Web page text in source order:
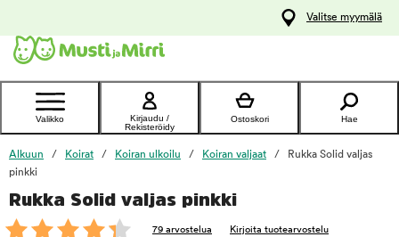
Ota yhteyttä
asiakaspalveluun
Valitse myymälä
Valikko
Kirjaudu /
Rekisteröidy
Ostoskori Hae
Alkuun Koirat Koiran ulkoilu Koiran valjaat
Rukka Solid valjas
pinkki
Rukka Solid valjas pinkki
79 arvostelua Kirjoita tuotearvostelu
foo